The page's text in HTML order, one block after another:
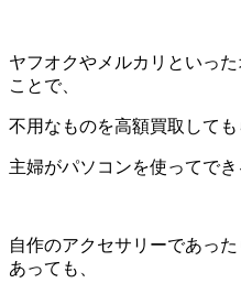
ヤフオクやメルカリといっ
ことで、
不用なものを高額買取して
主婦がパソコンを使ってで
自作のアクセサリーであっ
あっても、